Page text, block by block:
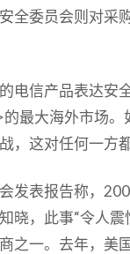
全委员会则对采
电信产品表达安
最大海外市场
，这对任何一方
发表报告称，
晓，此事“令人
之一。去年，美